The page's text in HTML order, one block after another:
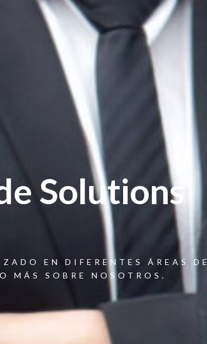
Solutions
EN DIFERENTES ÁREAS DE
MÁS SOBRE NOSOTROS.